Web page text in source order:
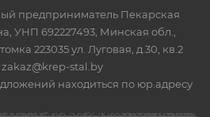
предприниматель Пекарская
УНП 692227493, Минская обл.,
223035 ул. Луговая, д.30, кв.2
stal.by
находиться по юр.адресу